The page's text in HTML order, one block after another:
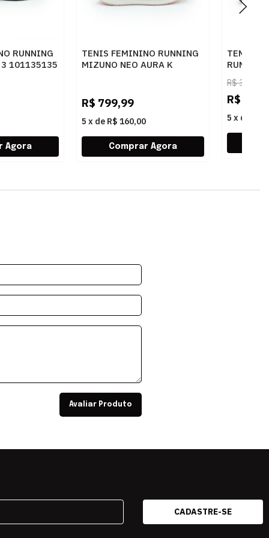
RUNNING
3 101135135
TENIS FEMININO RUNNING
MIZUNO NEO AURA K
R$ 799,99
5 x de R$ 160,00
TENIS
2
R$399,99
R$
5 x de
Avaliar Produto